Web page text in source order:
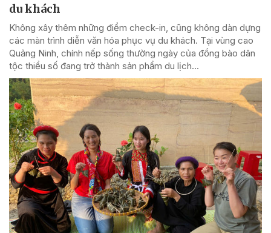
du khách
Không xây thêm những điểm check-in, cũng không dàn dựng
các màn trình diễn văn hóa phục vụ du khách. Tại vùng cao
Quảng Ninh, chính nếp sống thường ngày của đồng bào dân
tộc thiểu số đang trở thành sản phẩm du lịch...